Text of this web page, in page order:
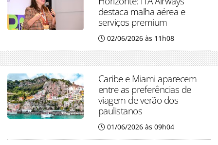
destaca malha aérea e
serviços premium
02/06/2026 às 11h08
Caribe e Miami aparecem
entre as preferências de
viagem de verão dos
paulistanos
01/06/2026 às 09h04